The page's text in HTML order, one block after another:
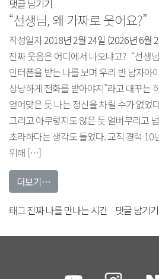
아이들을
편견
없이
사랑하는
마음에
댓글 남기기
“선생님, 왜 가짜로 웃어요?”
작성일자2018년 2월 24일 (2026년 6월
진짜 웃음은 어디에서 나오냐고? “선생
인터폰을 받는 나를 보며 우리 반 남자아
상냥하게 전화를 받아야지”라고 대꾸는
얻어맞은 듯 나는 정신을 차릴 수가 없었
그리고 아무렇지도 않은 듯 얼버무리고
초라하다는 생각도 들었다. 교직 경력 10
위해 […]
더보기…
태그진짜 나를 만나는 시간
“선생님,
댓글 남기기